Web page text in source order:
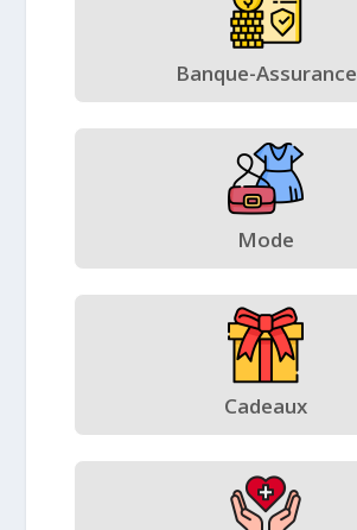
Banque-Assurance
Mode
Cadeaux